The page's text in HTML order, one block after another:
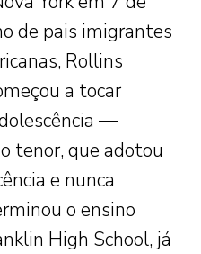
de pais imigrantes
Rollins
a tocar
—
tenor, que adotou
e nunca
o ensino
High School, já